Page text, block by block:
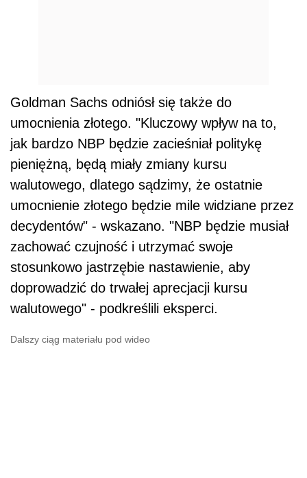
Goldman Sachs odniósł się także do
umocnienia złotego. "Kluczowy wpływ na to,
jak bardzo NBP będzie zacieśniał politykę
pieniężną, będą miały zmiany kursu
walutowego, dlatego sądzimy, że ostatnie
umocnienie złotego będzie mile widziane przez
decydentów" - wskazano. "NBP będzie musiał
zachować czujność i utrzymać swoje
stosunkowo jastrzębie nastawienie, aby
doprowadzić do trwałej aprecjacji kursu
walutowego" - podkreślili eksperci.
Dalszy ciąg materiału pod wideo